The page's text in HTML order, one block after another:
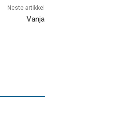
Neste artikkel
Vanja